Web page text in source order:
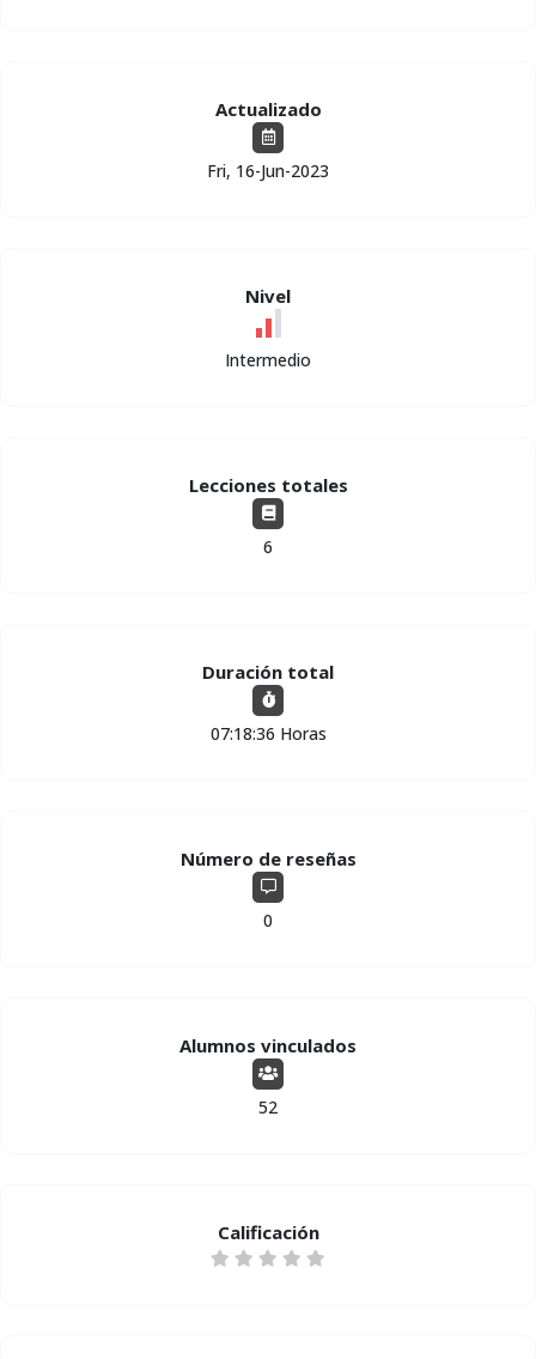
Actualizado
Fri, 16-Jun-2023
Nivel
Intermedio
Lecciones totales
6
Duración total
07:18:36 Horas
Número de reseñas
0
Alumnos vinculados
52
Calificación